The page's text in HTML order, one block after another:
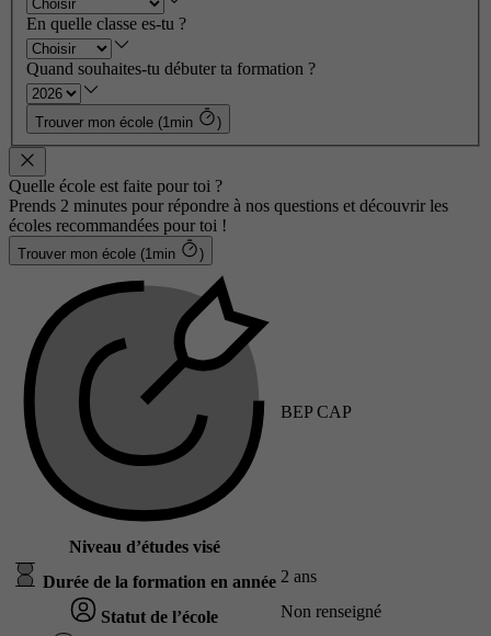
En quelle classe es-tu ?
Quand souhaites-tu débuter ta formation ?
Trouver mon école (1min )
Quelle école est faite pour toi ?
Prends 2 minutes pour répondre à nos questions et découvrir les
écoles recommandées pour toi !
Trouver mon école (1min )
Niveau d’études visé
BEP CAP
Durée de la formation en année 2 ans
Statut de l’école Non renseigné